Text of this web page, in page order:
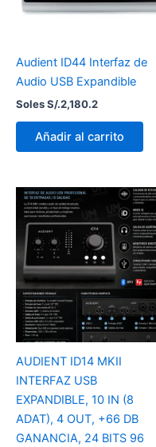
Audient ID44 Interfaz de
Audio USB Expandible
Soles S/.2,180.2
Añadir al carrito
AUDIENT ID14 MKII
INTERFAZ USB
EXPANDIBLE, 10 IN (8
ADAT), 4 OUT, +66 DB
GANANCIA, 24 BITS 96